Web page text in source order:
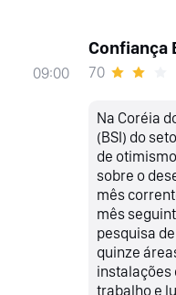
09:00
Confiança
70
Na Coréia
(BSI) do
de
sobre o
mês
mês
pesquisa
quinze
instalações
trabalho e